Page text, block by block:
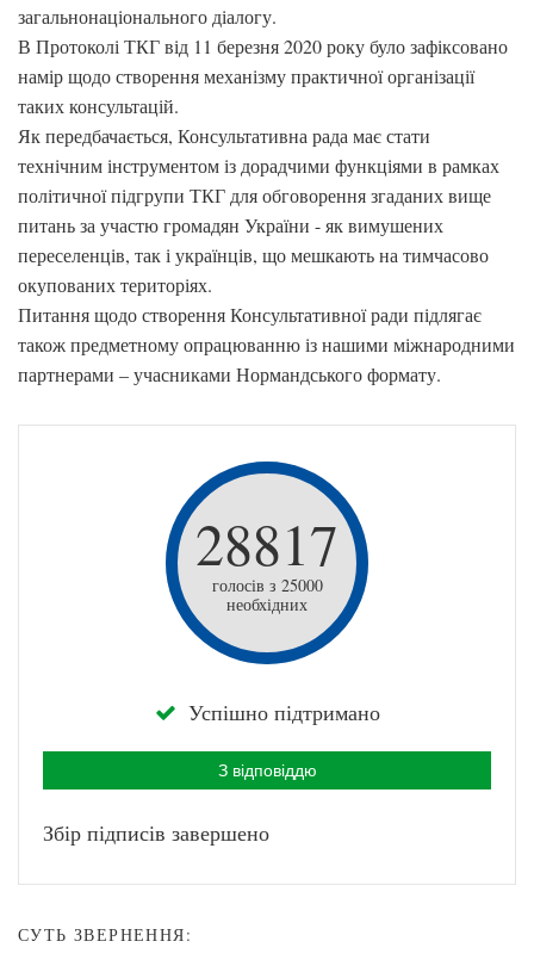
загальнонаціонального діалогу.
В Протоколі ТКГ від 11 березня 2020 року було зафіксовано
намір щодо створення механізму практичної організації
таких консультацій.
Як передбачається, Консультативна рада має стати
технічним інструментом із дорадчими функціями в рамках
політичної підгрупи ТКГ для обговорення згаданих вище
питань за участю громадян України - як вимушених
переселенців, так і українців, що мешкають на тимчасово
окупованих територіях.
Питання щодо створення Консультативної ради підлягає
також предметному опрацюванню із нашими міжнародними
партнерами – учасниками Нормандського формату.
28817
голосів з 25000
необхідних
Успішно підтримано
З відповіддю
Збір підписів завершено
СУТЬ ЗВЕРНЕННЯ: